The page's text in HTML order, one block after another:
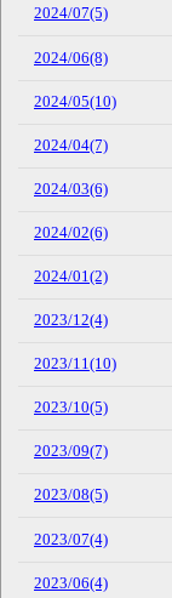
2024/07(5)
2024/06(8)
2024/05(10)
2024/04(7)
2024/03(6)
2024/02(6)
2024/01(2)
2023/12(4)
2023/11(10)
2023/10(5)
2023/09(7)
2023/08(5)
2023/07(4)
2023/06(4)